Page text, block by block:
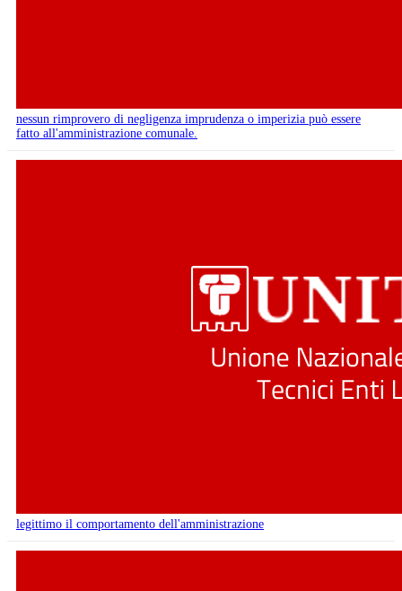
nessun rimprovero di negligenza imprudenza o imperizia può essere
fatto all'amministrazione comunale.
legittimo il comportamento dell'amministrazione